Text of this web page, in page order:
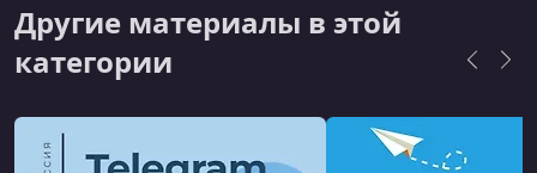
навыки, у нас есть все необходимое для
вашего успеха в э
Другие материалы в этой
категории